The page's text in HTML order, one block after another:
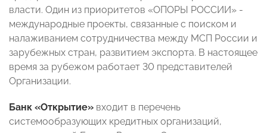
власти. Один из приоритетов «ОПОРЫ РОССИИ» -
международные проекты, связанные с поиском и
налаживанием сотрудничества между МСП России и
зарубежных стран, развитием экспорта. В настоящее
время за рубежом работает 30 представителей
Организации.
Банк «Открытие» входит в перечень
системообразующих кредитных организаций,